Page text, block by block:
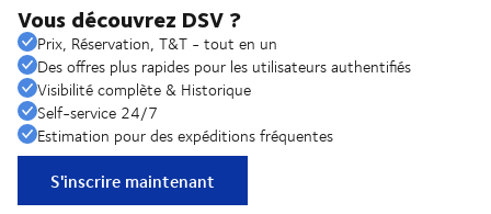
Vous découvrez DSV ?
Prix, Réservation, T&T - tout en un
Des offres plus rapides pour les utilisateurs authentifiés
Visibilité complète & Historique
Self-service 24/7
Estimation pour des expéditions fréquentes
S'inscrire maintenant